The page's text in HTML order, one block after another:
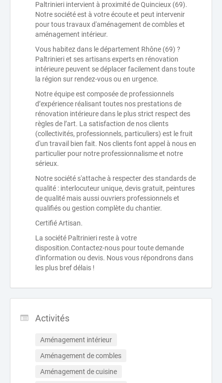
Paltrinieri intervient à proximité de Quincieux (69).
Notre société est à votre écoute et peut intervenir
pour tous travaux d'aménagement de combles et
aménagement intérieur.
Vous habitez dans le département Rhône (69) ?
Paltrinieri et ses artisans experts en rénovation
intérieure peuvent se déplacer facilement dans toute
la région sur rendez-vous ou en urgence.
Notre équipe est composée de professionnels
d’expérience réalisant toutes nos prestations de
rénovation intérieure dans le plus strict respect des
règles de l’art. La satisfaction de nos clients
(collectivités, professionnels, particuliers) est le fruit
d'un travail bien fait. Nos clients font appel à nous en
particulier pour notre professionnalisme et notre
sérieux.
Notre société s'attache à respecter des standards de
qualité : interlocuteur unique, devis gratuit, peintures
de qualité mais aussi ouvriers professionnels et
qualifiés ou gestion complète du chantier.
Certifié Artisan.
La société Paltrinieri reste à votre
disposition.Contactez-nous pour toute demande
d'information ou devis. Nous vous répondrons dans
les plus bref délais !
Activités
Aménagement intérieur
Aménagement de combles
Aménagement de cuisine